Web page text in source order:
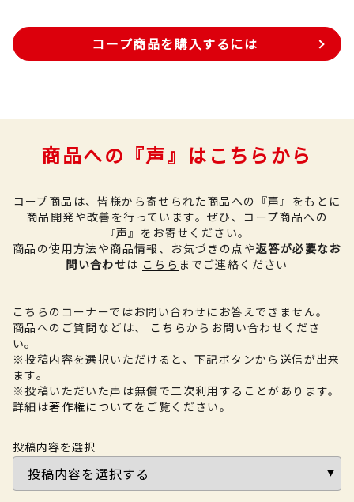
コープ商品を購入するには
商品への『声』はこちらから
コープ商品は、皆様から寄せられた商品への『声』をもとに
商品開発や改善を行っています。 ぜひ、コープ商品への
『声』をお寄せください。
商品の使用方法や商品情報、お気づきの点や返答が必要なお
問い合わせは こちら までご連絡ください
こちらのコーナーではお問い合わせにお答えできません。
商品へのご質問などは、
こちらからお問い合わせくださ
い。
※投稿内容を選択いただけると、下記ボタンから送信が出来
ます。
※投稿いただいた声は無償で二次利用することがあります。
詳細は著作権について をご覧ください。
投稿内容を選択